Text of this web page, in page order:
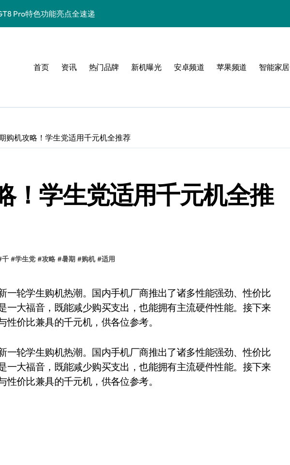
Pro特色功能亮点全速递
指南：亮点解析+实用技巧一网打尽
袭！最新资讯与玩机技巧大揭秘
K90亮点配置全解析，一文览尽！
购首选，畅享智能生活一手资讯！
，创新科技助力手机采购新选择！
，手机管家助你快人一步！
首页 资讯 热门品牌 新机曝光 安卓频道 苹果频道 智能家居
购机攻略！学生党适用千元机全推荐
！学生党适用千元机全推
千 #学生党 #攻略 #暑期 #购机 #适用
一大福音，既能减少购买支出，也能拥有主流硬件性能。接下来
价比兼具的千元机，供各位参考。
一轮学生购机热潮。国内手机厂商推出了诸多性能强劲、性价比
一大福音，既能减少购买支出，也能拥有主流硬件性能。接下来
价比兼具的千元机，供各位参考。